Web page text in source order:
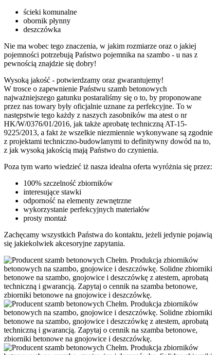
ścieki komunalne
obornik płynny
deszczówka
Nie ma wobec tego znaczenia, w jakim rozmiarze oraz o jakiej
pojemności potrzebują Państwo pojemnika na szambo - u nas z
pewnością znajdzie się dobry!
Wysoką jakość - potwierdzamy oraz gwarantujemy!
W trosce o zapewnienie Państwu szamb betonowych
najważniejszego gatunku postaraliśmy się o to, by proponowane
przez nas towary były oficjalnie uznane za perfekcyjne. To w
następstwie tego każdy z naszych zasobników ma atest o nr
HK/W/0376/01/2016, jak także aprobatę techniczną AT-15-
9225/2013, a fakt że wszelkie niezmiennie wykonywane są zgodnie
z projektami techniczno-budowlanymi to definitywny dowód na to,
z jak wysoką jakością mają Państwo do czynienia.
Poza tym warto wiedzieć iż nasza idealna oferta wyróżnia się przez:
100% szczelność zbiorników
interesujące stawki
odporność na elementy zewnętrzne
wykorzystanie perfekcyjnych materiałów
prosty montaż
Zachęcamy wszystkich Państwa do kontaktu, jeżeli jedynie pojawią
się jakiekolwiek akcesoryjne zapytania.